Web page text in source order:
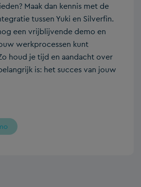
Maak dan kennis met de
tussen Yuki en Silverfin.
een vrijblijvende demo en
werkprocessen kunt
houd je tijd en aandacht over
is: het succes van jouw